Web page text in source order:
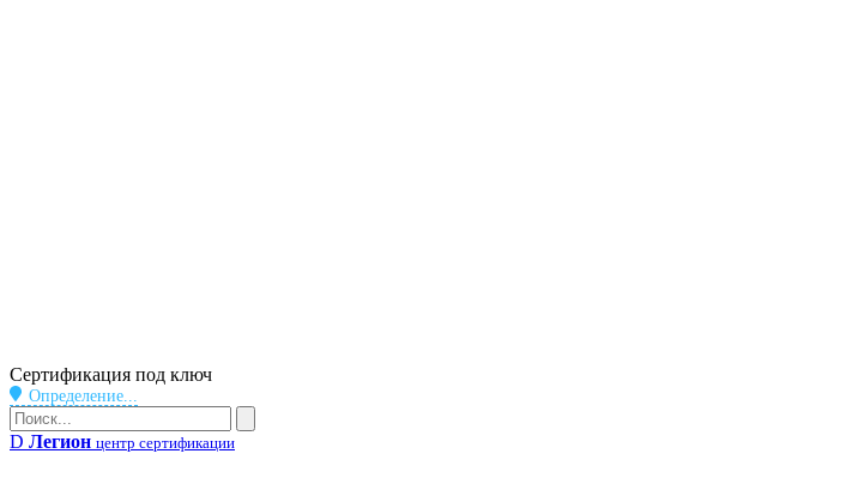
Бейдж
Сертификация под ключ
Определение...
Поиск
Поиск
D Легион центр сертификации